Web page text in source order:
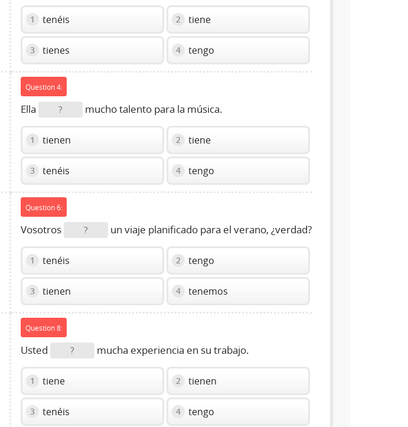
1 tenéis 2 tiene
3 tienes 4 tengo
Question 4:
Ella ? mucho talento para la música.
1 tienen 2 tiene
3 tenéis 4 tengo
Question 6:
Vosotros ? un viaje planificado para el verano, ¿verdad?
1 tenéis 2 tengo
3 tienen 4 tenemos
Question 8:
Usted ? mucha experiencia en su trabajo.
1 tiene 2 tienen
3 tenéis 4 tengo